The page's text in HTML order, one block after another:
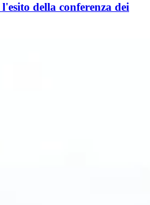
della conferenza dei